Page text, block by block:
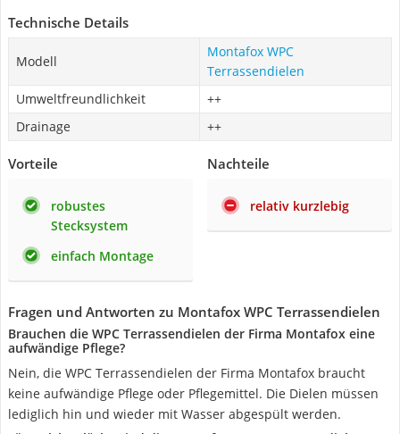
Technische Details
Modell
Montafox WPC
Terrassendielen
Umweltfreundlichkeit
++
Drainage
++
Vorteile
robustes
Stecksystem
einfach Montage
Nachteile
relativ kurzlebig
Fragen und Antworten zu Montafox WPC Terrassendielen
Brauchen die WPC Terrassendielen der Firma Montafox eine
aufwändige Pflege?
Nein, die WPC Terrassendielen der Firma Montafox braucht
keine aufwändige Pflege oder Pflegemittel. Die Dielen müssen
lediglich hin und wieder mit Wasser abgespült werden.